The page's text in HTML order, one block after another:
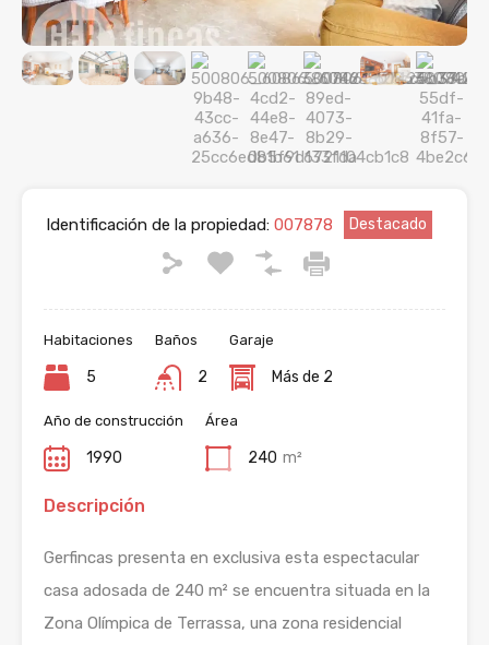
Identificación de la propiedad: 007878 Destacado
Habitaciones
5
Baños
2
Garaje
Más de 2
Año de construcción
1990
Área
240 m²
Descripción
Gerfincas presenta en exclusiva esta espectacular
casa adosada de 240 m² se encuentra situada en la
Zona Olímpica de Terrassa, una zona residencial